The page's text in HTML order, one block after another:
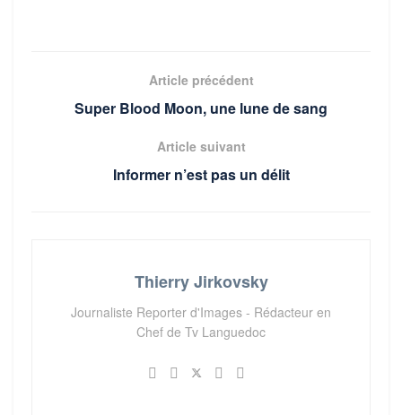
Article précédent
Super Blood Moon, une lune de sang
Article suivant
Informer n’est pas un délit
Thierry Jirkovsky
Journaliste Reporter d'Images - Rédacteur en
Chef de Tv Languedoc